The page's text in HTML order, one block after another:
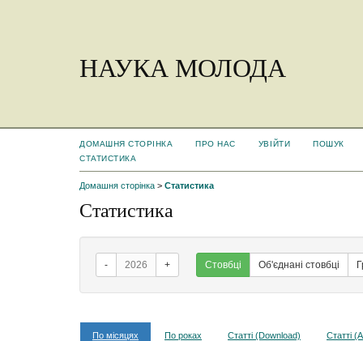
НАУКА МОЛОДА
ДОМАШНЯ СТОРІНКА ПРО НАС УВІЙТИ
ПОШУК
СТАТИСТИКА
Домашня сторінка > Статистика
Статистика
- 2026 + Стовбці Об'єднані стовбці
По місяцях По роках Статті (Download) Статті